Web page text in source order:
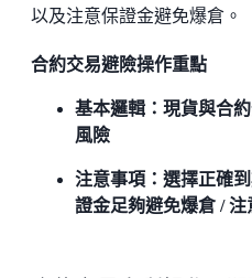
以及注意保證金避免爆倉。
合約交易避險操作重點
基本邏輯：現貨與合
風險
注意事項：選擇正確
證金足夠避免爆倉 /